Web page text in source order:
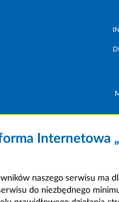
Internetowa
naszego serwisu ma
do niezbędnego